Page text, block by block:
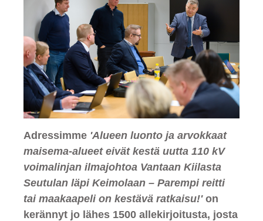
Adressimme 'Alueen luonto ja arvokkaat
maisema-alueet eivät kestä uutta 110 kV
voimalinjan ilmajohtoa Vantaan Kiilasta
Seutulan läpi Keimolaan – Parempi reitti
tai maakaapeli on kestävä ratkaisu!' on
kerännyt jo lähes 1500 allekirjoitusta, josta